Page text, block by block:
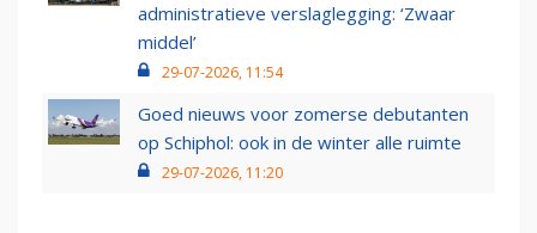
administratieve verslaglegging: ‘Zwaar
middel’
29-07-2026, 11:54
Goed nieuws voor zomerse debutanten
op Schiphol: ook in de winter alle ruimte
29-07-2026, 11:20